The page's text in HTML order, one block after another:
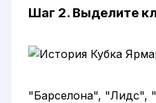
Шаг 2. Выделите
"Барселона", "Лидс",